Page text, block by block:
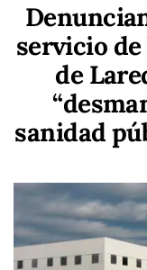
servicio
de
sanidad